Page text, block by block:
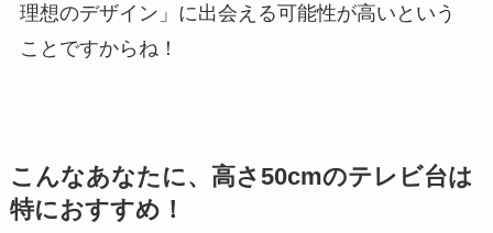
理想のデザイン」に出会える可能性が高いという
ことですからね！
こんなあなたに、高さ50cmのテレビ台は
特におすすめ！